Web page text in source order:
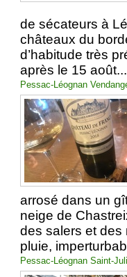
de sécateurs à
châteaux du
d’habitude très
après le 15 août...
Pessac-Léognan
arrosé dans un
neige de
des salers et des
pluie,
Pessac-Léognan Saint-